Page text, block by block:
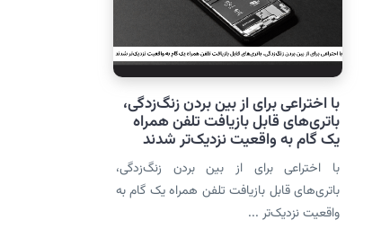
با اختراعی برای از بین بردن زنگ‌زدگی،
باتری‌های قابل بازیافت تلفن همراه
یک گام به واقعیت نزدیک‌تر شدند
با اختراعی برای از بین بردن زنگ‌زدگی،
باتری‌های قابل بازیافت تلفن همراه یک گام به
واقعیت نزدیک‌تر ...